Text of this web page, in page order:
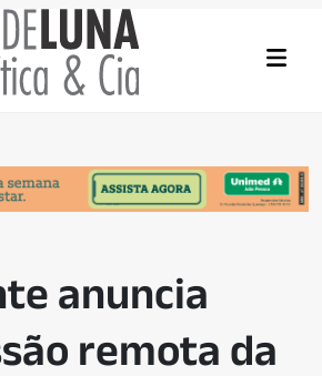
anuncia
remota da